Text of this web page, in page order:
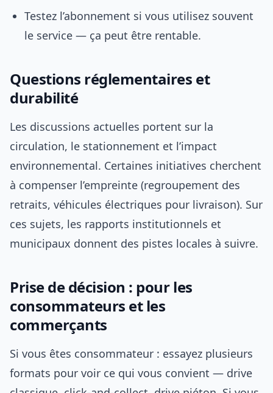
Testez l’abonnement si vous utilisez souvent
le service — ça peut être rentable.
Questions réglementaires et
durabilité
Les discussions actuelles portent sur la
circulation, le stationnement et l’impact
environnemental. Certaines initiatives cherchent
à compenser l’empreinte (regroupement des
retraits, véhicules électriques pour livraison). Sur
ces sujets, les rapports institutionnels et
municipaux donnent des pistes locales à suivre.
Prise de décision : pour les
consommateurs et les
commerçants
Si vous êtes consommateur : essayez plusieurs
formats pour voir ce qui vous convient — drive